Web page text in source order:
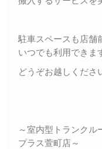
駐車スペースも店舗
いつでも利用できま
どうぞお越しくださ
～室内型トランク
プラス萱町店～